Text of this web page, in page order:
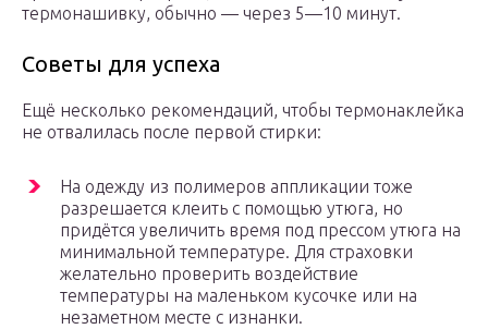
термонашивку, обычно — через 5—10 минут.
Советы для успеха
Ещё несколько рекомендаций, чтобы термонаклейка
не отвалилась после первой стирки:
На одежду из полимеров аппликации тоже
разрешается клеить с помощью утюга, но
придётся увеличить время под прессом утюга на
минимальной температуре. Для страховки
желательно проверить воздействие
температуры на маленьком кусочке или на
незаметном месте с изнанки.